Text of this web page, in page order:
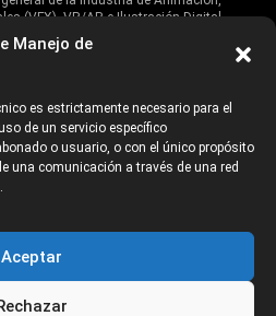
Manejo de
es estrictamente necesario para el
de un servicio específico
o usuario, o con el único propósito
una comunicación a través de una red
Aceptar
(VFX), VR/AR e Ilustración Digital.
su alcance global, pero damos un énfasis
eventos y organizaciones que
Networks